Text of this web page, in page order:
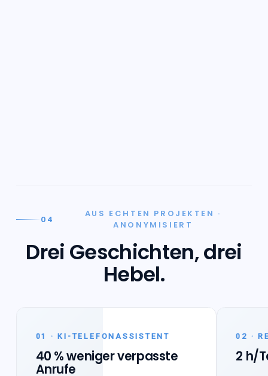
04
AUS ECHTEN PROJEKTEN ·
ANONYMISIERT
Drei Geschichten, drei
Hebel.
01 · KI-TELEFONASSISTENT
40 % weniger verpasste
Anrufe
02 ·
2 h/